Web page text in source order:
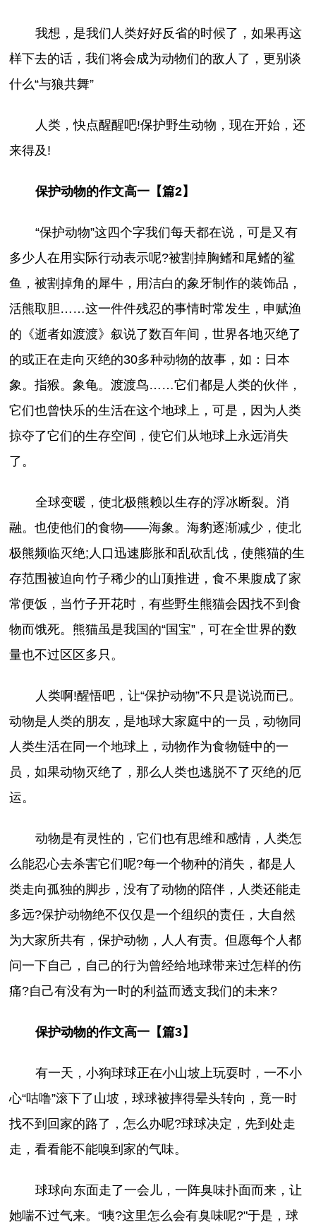
我想，是我们人类好好反省的时候了，如果再这
样下去的话，我们将会成为动物们的敌人了，更别谈
什么“与狼共舞”
人类，快点醒醒吧!保护野生动物，现在开始，还
来得及!
保护动物的作文高一【篇2】
“保护动物”这四个字我们每天都在说，可是又有
多少人在用实际行动表示呢?被割掉胸鳍和尾鳍的鲨
鱼，被割掉角的犀牛，用洁白的象牙制作的装饰品，
活熊取胆……这一件件残忍的事情时常发生，申赋渔
的《逝者如渡渡》叙说了数百年间，世界各地灭绝了
的或正在走向灭绝的30多种动物的故事，如：日本
象。指猴。象龟。渡渡鸟……它们都是人类的伙伴，
它们也曾快乐的生活在这个地球上，可是，因为人类
掠夺了它们的生存空间，使它们从地球上永远消失
了。
全球变暖，使北极熊赖以生存的浮冰断裂。消
融。也使他们的食物——海象。海豹逐渐减少，使北
极熊频临灭绝;人口迅速膨胀和乱砍乱伐，使熊猫的生
存范围被迫向竹子稀少的山顶推进，食不果腹成了家
常便饭，当竹子开花时，有些野生熊猫会因找不到食
物而饿死。熊猫虽是我国的“国宝”，可在全世界的数
量也不过区区多只。
人类啊!醒悟吧，让“保护动物”不只是说说而已。
动物是人类的朋友，是地球大家庭中的一员，动物同
人类生活在同一个地球上，动物作为食物链中的一
员，如果动物灭绝了，那么人类也逃脱不了灭绝的厄
运。
动物是有灵性的，它们也有思维和感情，人类怎
么能忍心去杀害它们呢?每一个物种的消失，都是人
类走向孤独的脚步，没有了动物的陪伴，人类还能走
多远?保护动物绝不仅仅是一个组织的责任，大自然
为大家所共有，保护动物，人人有责。但愿每个人都
问一下自己，自己的行为曾经给地球带来过怎样的伤
痛?自己有没有为一时的利益而透支我们的未来?
保护动物的作文高一【篇3】
有一天，小狗球球正在小山坡上玩耍时，一不小
心“咕噜”滚下了山坡，球球被摔得晕头转向，竟一时
找不到回家的路了，怎么办呢?球球决定，先到处走
走，看看能不能嗅到家的气味。
球球向东面走了一会儿，一阵臭味扑面而来，让
她喘不过气来。“咦?这里怎么会有臭味呢?"于是，球